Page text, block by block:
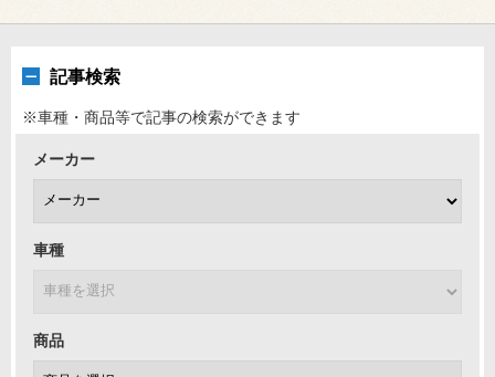
記事検索
※車種・商品等で記事の検索ができます
メーカー
車種
商品